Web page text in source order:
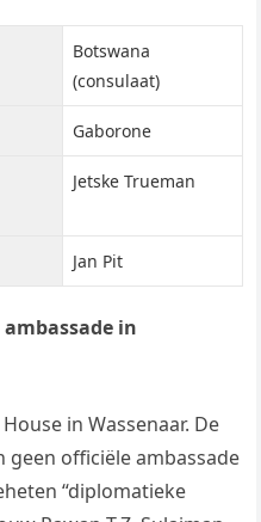
Botswana
(consulaat)
Gaborone
Jetske Trueman
Jan Pit
in
in Wassenaar. De
geen officiële ambassade
“diplomatieke